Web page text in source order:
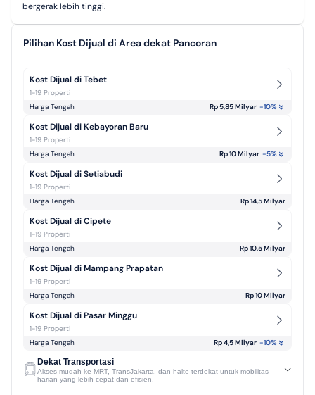
bergerak lebih tinggi.
Pilihan Kost Dijual di Area dekat Pancoran
Kost Dijual di Tebet
1-19 Properti
Harga Tengah
Rp 5,85 Milyar -10%
Kost Dijual di Kebayoran Baru
1-19 Properti
Harga Tengah
Rp 10 Milyar -5%
Kost Dijual di Setiabudi
1-19 Properti
Harga Tengah
Rp 14,5 Milyar
Kost Dijual di Cipete
1-19 Properti
Harga Tengah
Rp 10,5 Milyar
Kost Dijual di Mampang Prapatan
1-19 Properti
Harga Tengah
Rp 10 Milyar
Kost Dijual di Pasar Minggu
1-19 Properti
Harga Tengah
Rp 4,5 Milyar -10%
Dekat Transportasi
Akses mudah ke MRT, TransJakarta, dan halte terdekat untuk mobilitas
harian yang lebih cepat dan efisien.